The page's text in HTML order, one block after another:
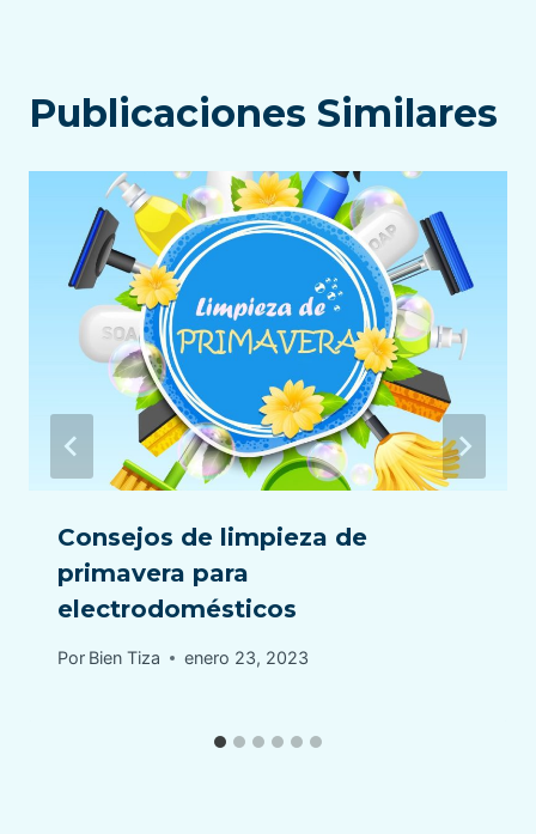
Publicaciones Similares
Consejos de limpieza de
primavera para
electrodomésticos
Por Bien Tiza enero 23, 2023